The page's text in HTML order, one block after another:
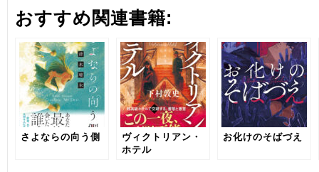
おすすめ関連書籍:
さよならの向う側
ヴィクトリアン・
ホテル
お化けのそばづえ